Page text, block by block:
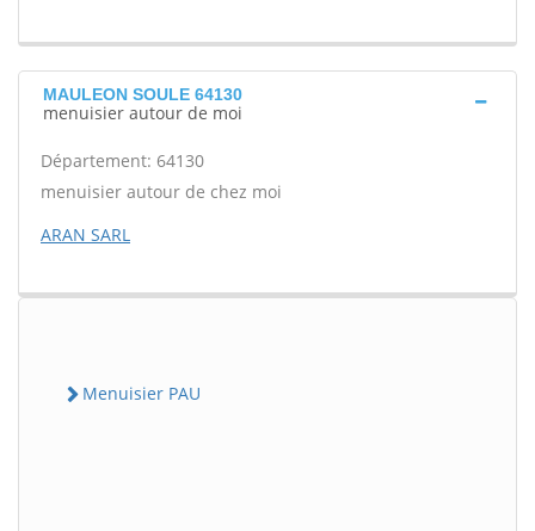
MAULEON SOULE 64130
menuisier autour de moi
Département: 64130
menuisier autour de chez moi
ARAN SARL
Menuisier PAU